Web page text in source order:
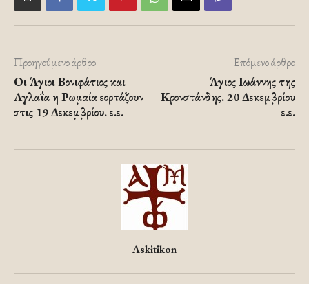
Προηγούμενο άρθρο
Οι Άγιοι Βονιφάτιος και
Αγλαΐα η Ρωμαία εορτάζουν
στις 19 Δεκεμβρίου. ε.ε.
Επόμενο άρθρο
Άγιος Ιωάννης της
Κρονστάνδης. 20 Δεκεμβρίου
ε.ε.
Askitikon